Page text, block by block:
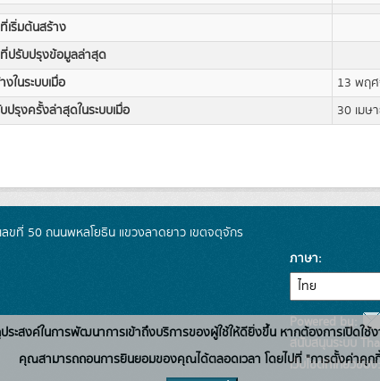
เริ่มต้นสร้าง
ปรับปรุงข้อมูลล่าสุด
งในระบบเมื่อ
13 พฤ
ปรุงครั้งล่าสุดในระบบเมื่อ
30 เมษ
ขที่ 50 ถนนพหลโยธิน แขวงลาดยาว เขตจตุจักร
ภาษา
Powered by:
สนับสนุนระบบ
เว็บไซต์ที่เกี่ยวข้อง:
ประสงค์ในการพัฒนาการเข้าถึงบริการของผู้ใช้ให้ดียิ่งขึ้น หากต้องการเปิดใ
คุณสามารถถอนการยินยอมของคุณได้ตลอดเวลา โดยไปที่ "การตั้งค่าคุก